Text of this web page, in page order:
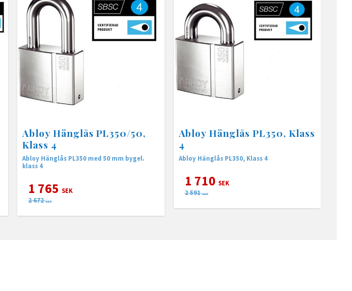
Abloy Hänglås PL350/50,
Klass 4
Abloy Hänglås PL350 med 50 mm bygel.
klass 4
1 765 SEK
2 672 SEK
Abloy Hänglås PL350, Klass
4
Abloy Hänglås PL350, Klass 4
1 710 SEK
2 591 SEK